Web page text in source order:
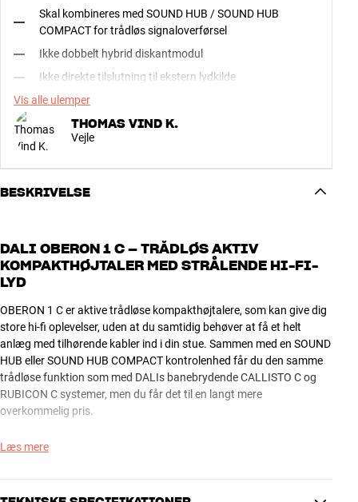
Skal kombineres med SOUND HUB / SOUND HUB
COMPACT for trådløs signaloverførsel
Ikke dobbelt hybrid diskantmodul
Ikke direkte tilslutning til ekstern lydkilde
Vis alle ulemper
THOMAS VIND K.
Vejle
BESKRIVELSE
DALI OBERON 1 C – TRÅDLØS AKTIV
KOMPAKTHØJTALER MED STRÅLENDE HI-FI-
LYD
OBERON 1 C er aktive trådløse kompakthøjtalere, som kan give dig
store hi-fi oplevelser, uden at du samtidig behøver at få et helt
anlæg med tilhørende kabler ind i din stue. Sammen med en SOUND
HUB eller SOUND HUB COMPACT kontrolenhed får du den samme
trådløse funktion som med DALIs banebrydende CALLISTO C og
RUBICON C systemer, men du får det til en langt mere
overkommelig pris.
OBERON 1 C leverer en imponerende ren, velopløst og dynamisk lyd
med musik eller filmlyd i flot hi-fi-kvalitet, selv uden brug af
subwoofer. Når du samtidig sparer prisen på et separat anlæg
Læs mere